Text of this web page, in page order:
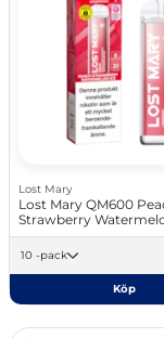
Lost Mary
Lost Mary QM600
Strawberry
10 -pack
Köp